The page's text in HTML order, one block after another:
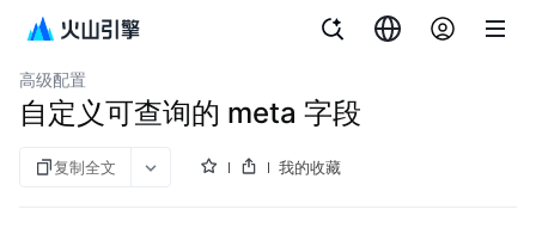
veImageX
高级配置
自定义可查询的 meta 字段
复制全文 我的收藏